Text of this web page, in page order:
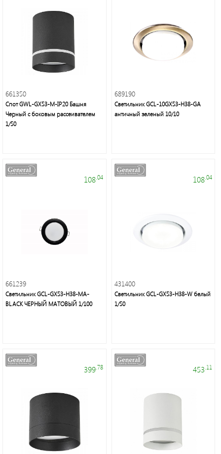
Дверные
Светодиодная
лента/
и
аксессуары
светильники
Прожекторы
Люстры/
торшеры/
бра
661350
Спот GWL-GX53-M-IP20 Башня
Черный с боковым рассеивателем
1/50
689190
Светильник GCL-10GX53-H38-GA
античный зеленый 10/10
108.04
661239
Светильник GCL-GX53-H38-MA-
BLACK ЧЕРНЫЙ МАТОВЫЙ 1/100
108 .04
431400
Светильник GCL-GX53-H38-W белый
1/50
399.78 453 .11